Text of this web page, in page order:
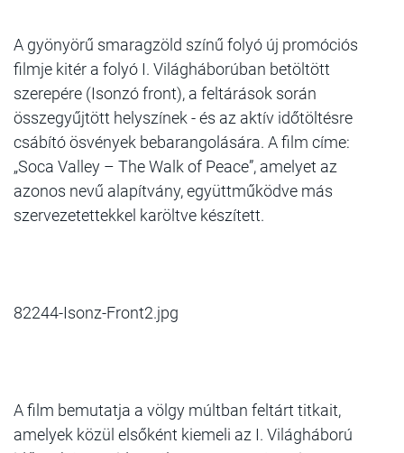
A gyönyörű smaragzöld színű folyó új promóciós
filmje kitér a folyó I. Világháborúban betöltött
szerepére (Isonzó front), a feltárások során
összegyűjtött helyszínek - és az aktív időtöltésre
csábító ösvények bebarangolására. A film címe:
„Soca Valley – The Walk of Peace”, amelyet az
azonos nevű alapítvány, együttműködve más
szervezetettekkel karöltve készített.
82244-Isonz-Front2.jpg
A film bemutatja a völgy múltban feltárt titkait,
amelyek közül elsőként kiemeli az I. Világháború